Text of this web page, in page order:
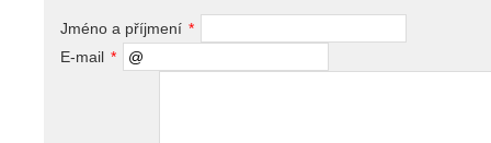
Jméno a příjmení *
E-mail *